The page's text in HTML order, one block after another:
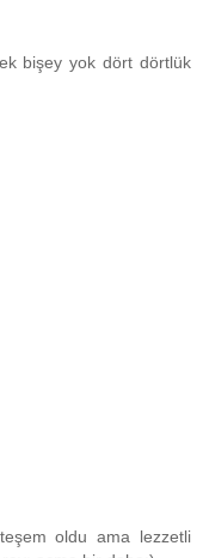
bişey yok dört dörtlük
oldu ama lezzetli